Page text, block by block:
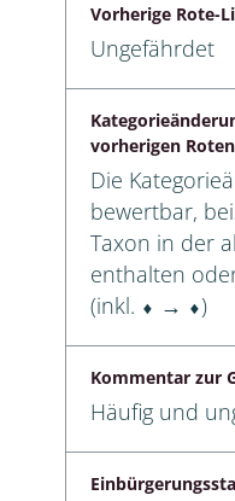
Vorherige Rote-
Ungefährdet
vorherigen
Die
bewertbar,
Taxon in der
enthalten
(inkl. ⬧ → ⬧)
Kommentar zur
Häufig und